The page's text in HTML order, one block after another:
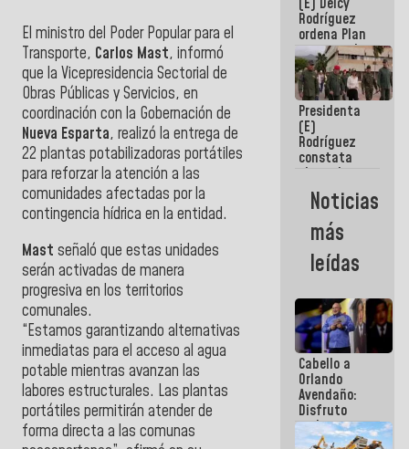
El ministro del Poder Popular para el
Transporte, Carlos Mast, informó
que la Vicepresidencia Sectorial de
Obras Públicas y Servicios, en
coordinación con la Gobernación de
Nueva Esparta, realizó la entrega de
22 plantas potabilizadoras portátiles
para reforzar la atención a las
comunidades afectadas por la
contingencia hídrica en la entidad.
Mast señaló que estas unidades
serán activadas de manera
progresiva en los territorios
comunales.
“Estamos garantizando alternativas
inmediatas para el acceso al agua
potable mientras avanzan las
labores estructurales. Las plantas
portátiles permitirán atender de
forma directa a las comunas
AmeriCup
2027
Rodríguez
ordena Plan
maestro de
desarrollo
logístico y
turístico
para La
Guaira
Presidenta
(E)
Rodríguez
constata
obras de
rehabilitación
de Escuela
Militar de
Mamo en La
Guaira
Noticias
más
leídas
Cabello a
Orlando
Avendaño:
Disfruto
cada vez
que escribes